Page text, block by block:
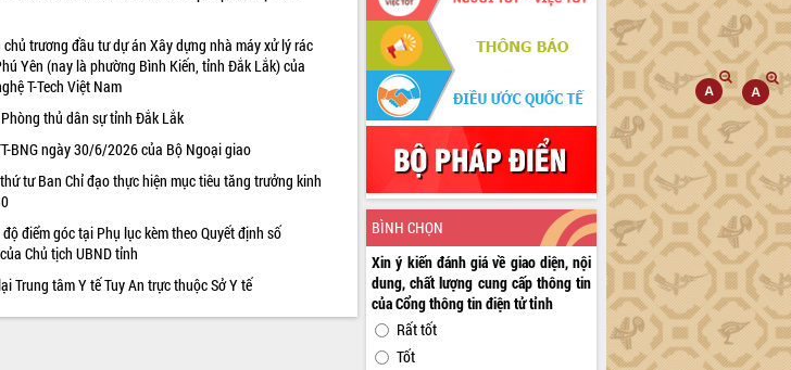
trương đầu tư dự án Xây dựng nhà máy xử lý rác
Yên (nay là phường Bình Kiến, tỉnh Đắk Lắk) của
T-Tech Việt Nam
thủ dân sự tỉnh Đắk Lắk
BNG ngày 30/6/2026 của Bộ Ngoại giao
tư Ban Chỉ đạo thực hiện mục tiêu tăng trưởng kinh
điểm góc tại Phụ lục kèm theo Quyết định số
Chủ tịch UBND tỉnh
Trung tâm Y tế Tuy An trực thuộc Sở Y tế
BÌNH CHỌN
Xin ý kiến đánh giá về giao diện, nội
dung, chất lượng cung cấp thông tin
của Cổng thông tin điện tử tỉnh
Rất tốt
Tốt